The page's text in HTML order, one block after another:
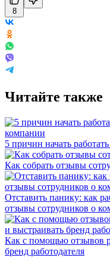
8
Читайте также
5 причин начать
Как собрать отзывы
Отставить панику: как
отзывы сотрудников о
Как с помощью отзывов
бренд работодателя